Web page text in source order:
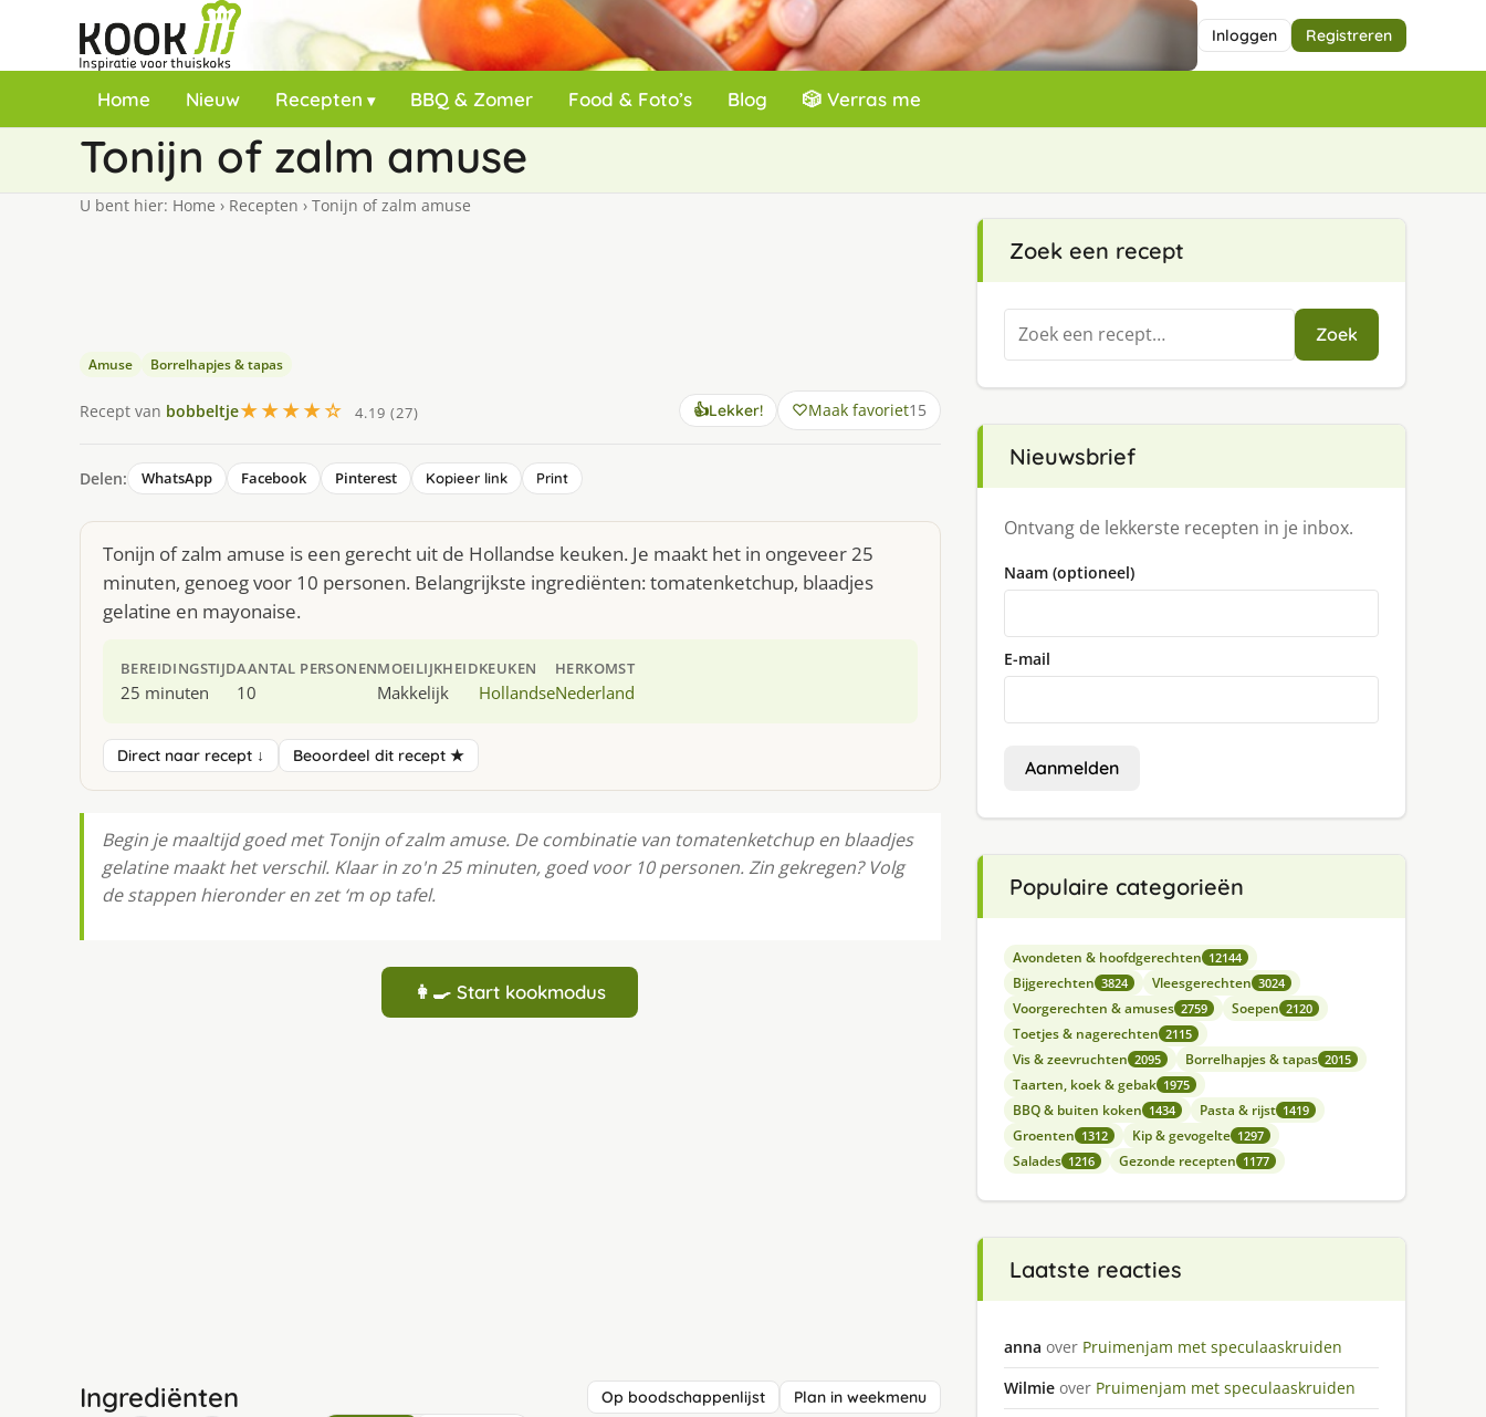
Inloggen Registreren
Home Nieuw Recepten BBQ & Zomer Food & Foto’s Blog 🎲 Verras me
Tonijn of zalm amuse
U bent hier: Home › Recepten › Tonijn of zalm amuse
Amuse Borrelhapjes & tapas
Recept van bobbeltje★★★★☆ 4.19 (27) 👍Lekker! Maak favoriet15
Delen: WhatsApp Facebook Pinterest Kopieer link Print
Tonijn of zalm amuse is een gerecht uit de Hollandse keuken. Je maakt het in ongeveer 25
minuten, genoeg voor 10 personen. Belangrijkste ingrediënten: tomatenketchup, blaadjes
gelatine en mayonaise.
BEREIDINGSTIJD
25 minuten
AANTAL PERSONEN
10
MOEILIJKHEID
Makkelijk
KEUKEN
Hollandse
HERKOMST
Nederland
Direct naar recept ↓ Beoordeel dit recept ★
Begin je maaltijd goed met Tonijn of zalm amuse. De combinatie van tomatenketchup en blaadjes
gelatine maakt het verschil. Klaar in zo'n 25 minuten, goed voor 10 personen. Zin gekregen? Volg
de stappen hieronder en zet ‘m op tafel.
👩‍🍳 Start kookmodus
Ingrediënten Op boodschappenlijst Plan in weekmenu
Zoek een recept
Zoeken
naar:
Zoek
Nieuwsbrief
Ontvang de lekkerste recepten in je inbox.
Naam (optioneel)
E-mail
Aanmelden
Populaire categorieën
Avondeten & hoofdgerechten 12144
Bijgerechten 3824 Vleesgerechten 3024
Voorgerechten & amuses 2759 Soepen 2120
Toetjes & nagerechten 2115
Vis & zeevruchten 2095 Borrelhapjes & tapas 2015
Taarten, koek & gebak 1975
BBQ & buiten koken 1434 Pasta & rijst 1419
Groenten 1312 Kip & gevogelte 1297
Salades 1216 Gezonde recepten 1177
Laatste reacties
anna over Pruimenjam met speculaaskruiden
Wilmie over Pruimenjam met speculaaskruiden